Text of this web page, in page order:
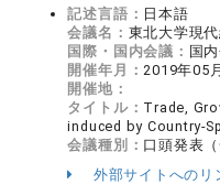
記述言語： 日本語
会議名： 東北大学現
国際・国内会議： 国
開催年月：2019年05月
開催地：
タイトル： Trade,
induced by Country-
会議種別： 口頭発表（
外部サイトへのリ